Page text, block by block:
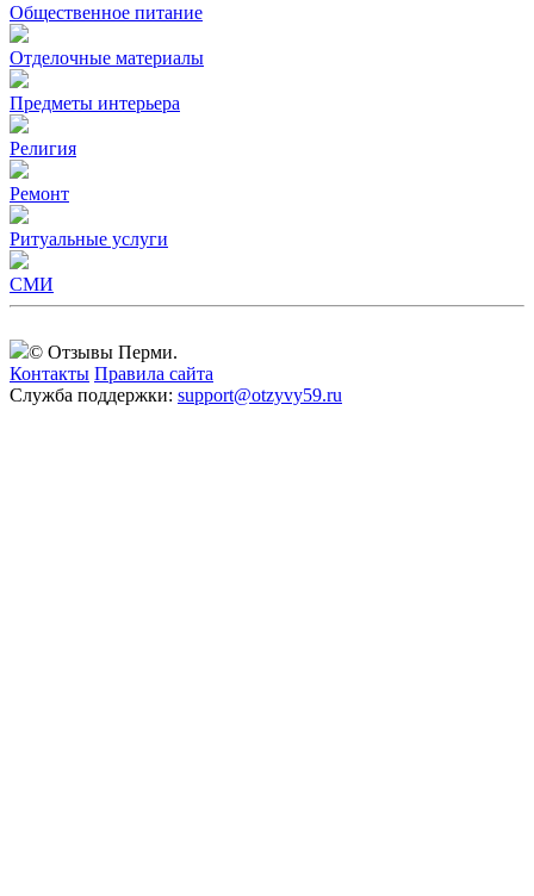
Общественное питание
Отделочные материалы
Предметы интерьера
Религия
Ремонт
Ритуальные услуги
СМИ
© Отзывы Перми.
Контакты Правила сайта
Служба поддержки: support@otzyvy59.ru